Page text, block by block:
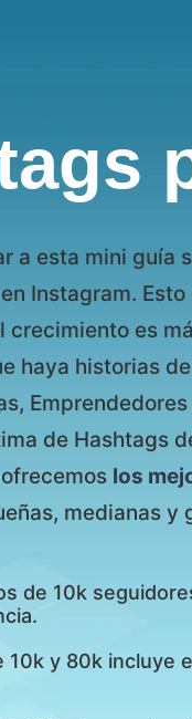
a esta mini guía
Instagram.
crecimiento es
haya historias
de Hashtags
los
medianas y
de 10k
10k y 80k incluye